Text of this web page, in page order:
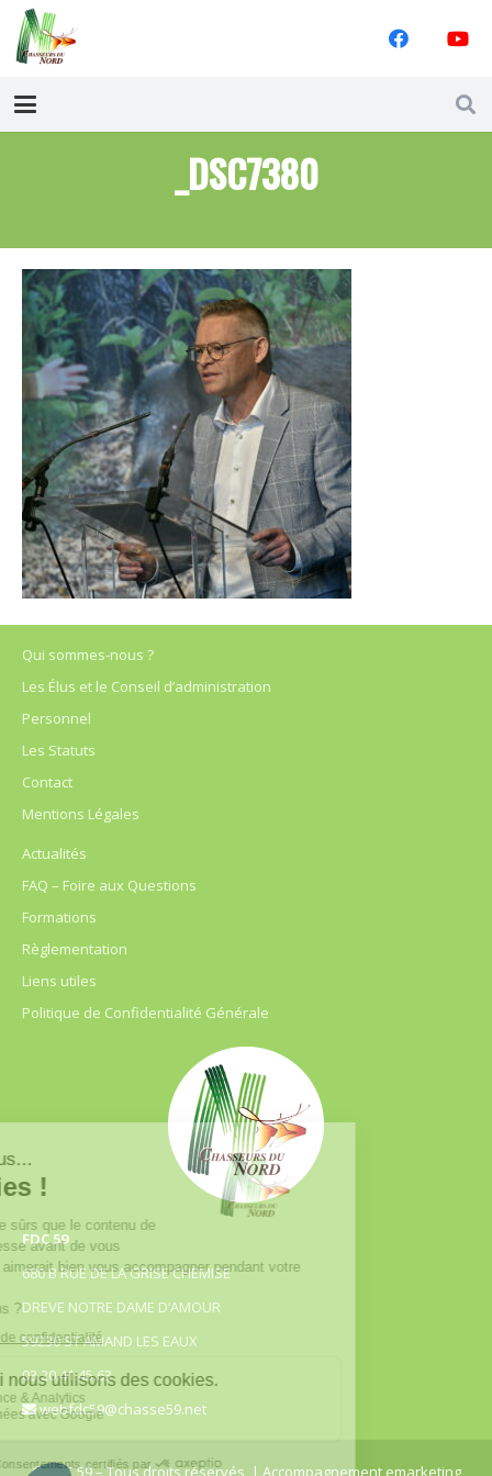
_DSC7380
Qui sommes-nous ?
Les Élus et le Conseil d’administration
Personnel
Les Statuts
Contact
Mentions Légales
Actualités
FAQ – Foire aux Questions
Formations
Règlementation
Liens utiles
Politique de Confidentialité Générale
FDC 59
680 B RUE DE LA GRISE CHEMISE
DREVE NOTRE DAME D’AMOUR
59230 ST AMAND LES EAUX
03.20.41.45.63
webfdc59@chasse59.net
© FDC 59 – Tous droits réservés | Accompagnement emarketing